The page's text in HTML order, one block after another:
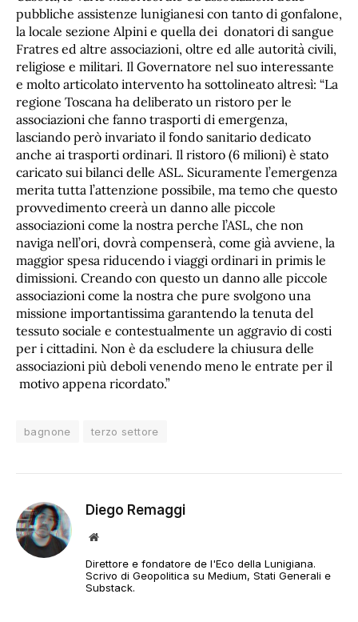
pubbliche assistenze lunigianesi con tanto di gonfalone,
la locale sezione Alpini e quella dei donatori di sangue
Fratres ed altre associazioni, oltre ed alle autorità civili,
religiose e militari. Il Governatore nel suo interessante
e molto articolato intervento ha sottolineato altresì: “La
regione Toscana ha deliberato un ristoro per le
associazioni che fanno trasporti di emergenza,
lasciando però invariato il fondo sanitario dedicato
anche ai trasporti ordinari. Il ristoro (6 milioni) è stato
caricato sui bilanci delle ASL. Sicuramente l’emergenza
merita tutta l’attenzione possibile, ma temo che questo
provvedimento creerà un danno alle piccole
associazioni come la nostra perche l’ASL, che non
naviga nell’ori, dovrà compenserà, come già avviene, la
maggior spesa riducendo i viaggi ordinari in primis le
dimissioni. Creando con questo un danno alle piccole
associazioni come la nostra che pure svolgono una
missione importantissima garantendo la tenuta del
tessuto sociale e contestualmente un aggravio di costi
per i cittadini. Non è da escludere la chiusura delle
associazioni più deboli venendo meno le entrate per il
motivo appena ricordato.”
bagnone terzo settore
Diego Remaggi
Sito
Direttore e fondatore de l'Eco della Lunigiana.
Scrivo di Geopolitica su Medium, Stati Generali e
Substack.